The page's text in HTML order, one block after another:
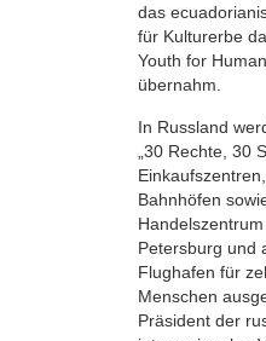
das
für Kulturerbe
Youth for
übernahm.
In Russland
„30 Rechte, 30
Bahnhöfen
Handelszentrum
Petersburg und
Flughafen für
Menschen
Präsident der